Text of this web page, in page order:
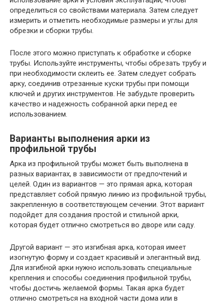
определиться со свойствами материала. Затем следует
измерить и отметить необходимые размеры и углы для
обрезки и сборки трубы.
После этого можно приступать к обработке и сборке
трубы. Используйте инструменты, чтобы обрезать трубу и
при необходимости склеить ее. Затем следует собрать
арку, соединив отрезанные куски трубы при помощи
ключей и других инструментов. Не забудьте проверить
качество и надежность собранной арки перед ее
использованием.
Варианты выполнения арки из
профильной трубы
Арка из профильной трубы может быть выполнена в
разных вариантах, в зависимости от предпочтений и
целей. Один из вариантов — это прямая арка, которая
представляет собой прямую линию из профильной трубы,
закрепленную в соответствующем сечении. Этот вариант
подойдет для создания простой и стильной арки,
которая будет отлично смотреться во дворе или саду.
Другой вариант — это изгибная арка, которая имеет
изогнутую форму и создает красивый и элегантный вид.
Для изгибной арки нужно использовать специальные
крепления и способы соединения профильной трубы,
чтобы достичь желаемой формы. Такая арка будет
отлично смотреться на входной части дома или в